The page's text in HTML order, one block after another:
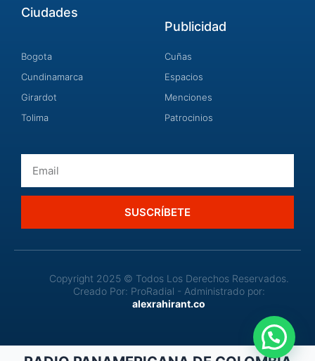
Ciudades
Bogota
Cundinamarca
Girardot
Tolima
Publicidad
Cuñas
Espacios
Menciones
Patrocinios
SUSCRÍBETE
Copyright 2025 © Todos Los Derechos Reservados.
Creado Por: ProRadial - Administrado por:
alexrahirant.co